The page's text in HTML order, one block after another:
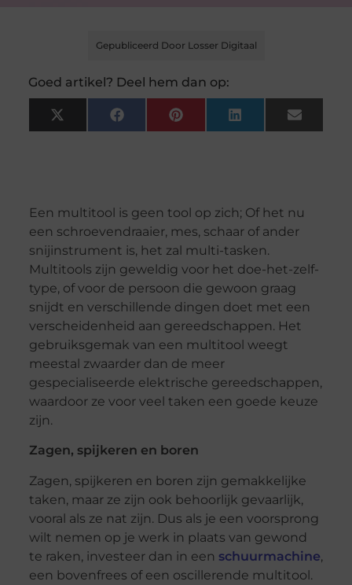
Gepubliceerd Door Losser Digitaal
Goed artikel? Deel hem dan op:
X
(Twitter)
FacebookPinterest LinkedIn Email
Een multitool is geen tool op zich; Of het nu
een schroevendraaier, mes, schaar of ander
snijinstrument is, het zal multi-tasken.
Multitools zijn geweldig voor het doe-het-zelf-
type, of voor de persoon die gewoon graag
snijdt en verschillende dingen doet met een
verscheidenheid aan gereedschappen. Het
gebruiksgemak van een multitool weegt
meestal zwaarder dan de meer
gespecialiseerde elektrische gereedschappen,
waardoor ze voor veel taken een goede keuze
zijn.
Zagen, spijkeren en boren
Zagen, spijkeren en boren zijn gemakkelijke
taken, maar ze zijn ook behoorlijk gevaarlijk,
vooral als ze nat zijn. Dus als je een voorsprong
wilt nemen op je werk in plaats van gewond
te raken, investeer dan in een schuurmachine,
een bovenfrees of een oscillerende multitool.